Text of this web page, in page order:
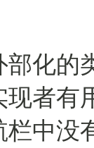
化的
现者
中没